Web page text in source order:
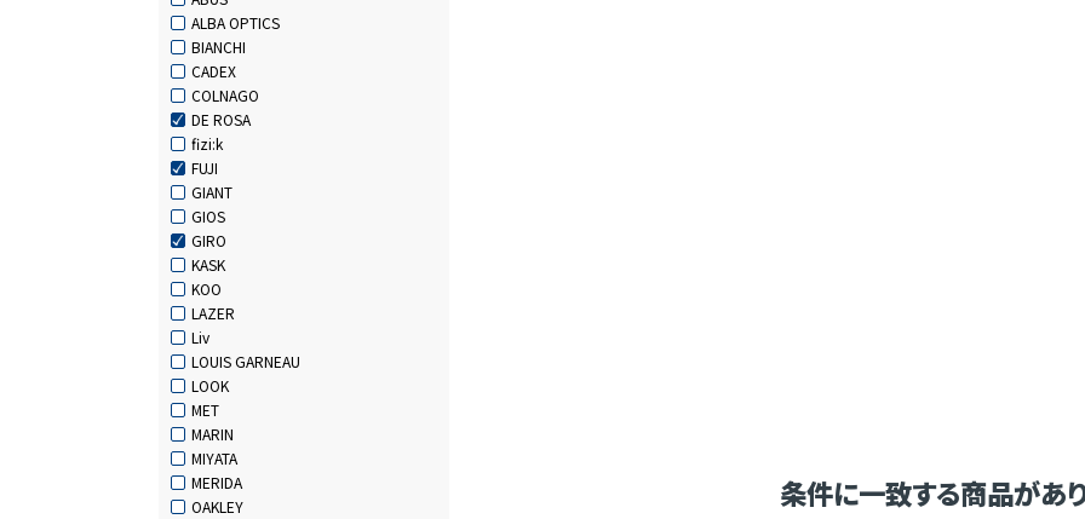
ALBA OPTICS
BIANCHI
CADEX
COLNAGO
DE ROSA
fizi:k
FUJI
GIANT
GIOS
GIRO
KASK
KOO
LAZER
Liv
LOUIS GARNEAU
LOOK
MET
MARIN
MIYATA
MERIDA
OAKLEY
条件に一致する商品があ